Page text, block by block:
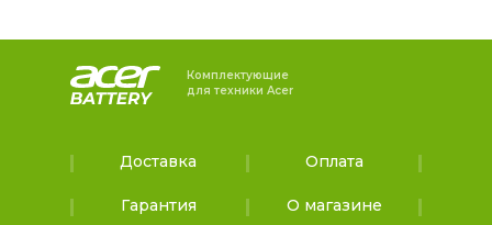
Комплектующие
для техники Acer
Доставка Оплата
Гарантия О магазине